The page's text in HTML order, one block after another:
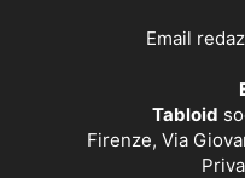
Email
Tabloid
Firenze, Via